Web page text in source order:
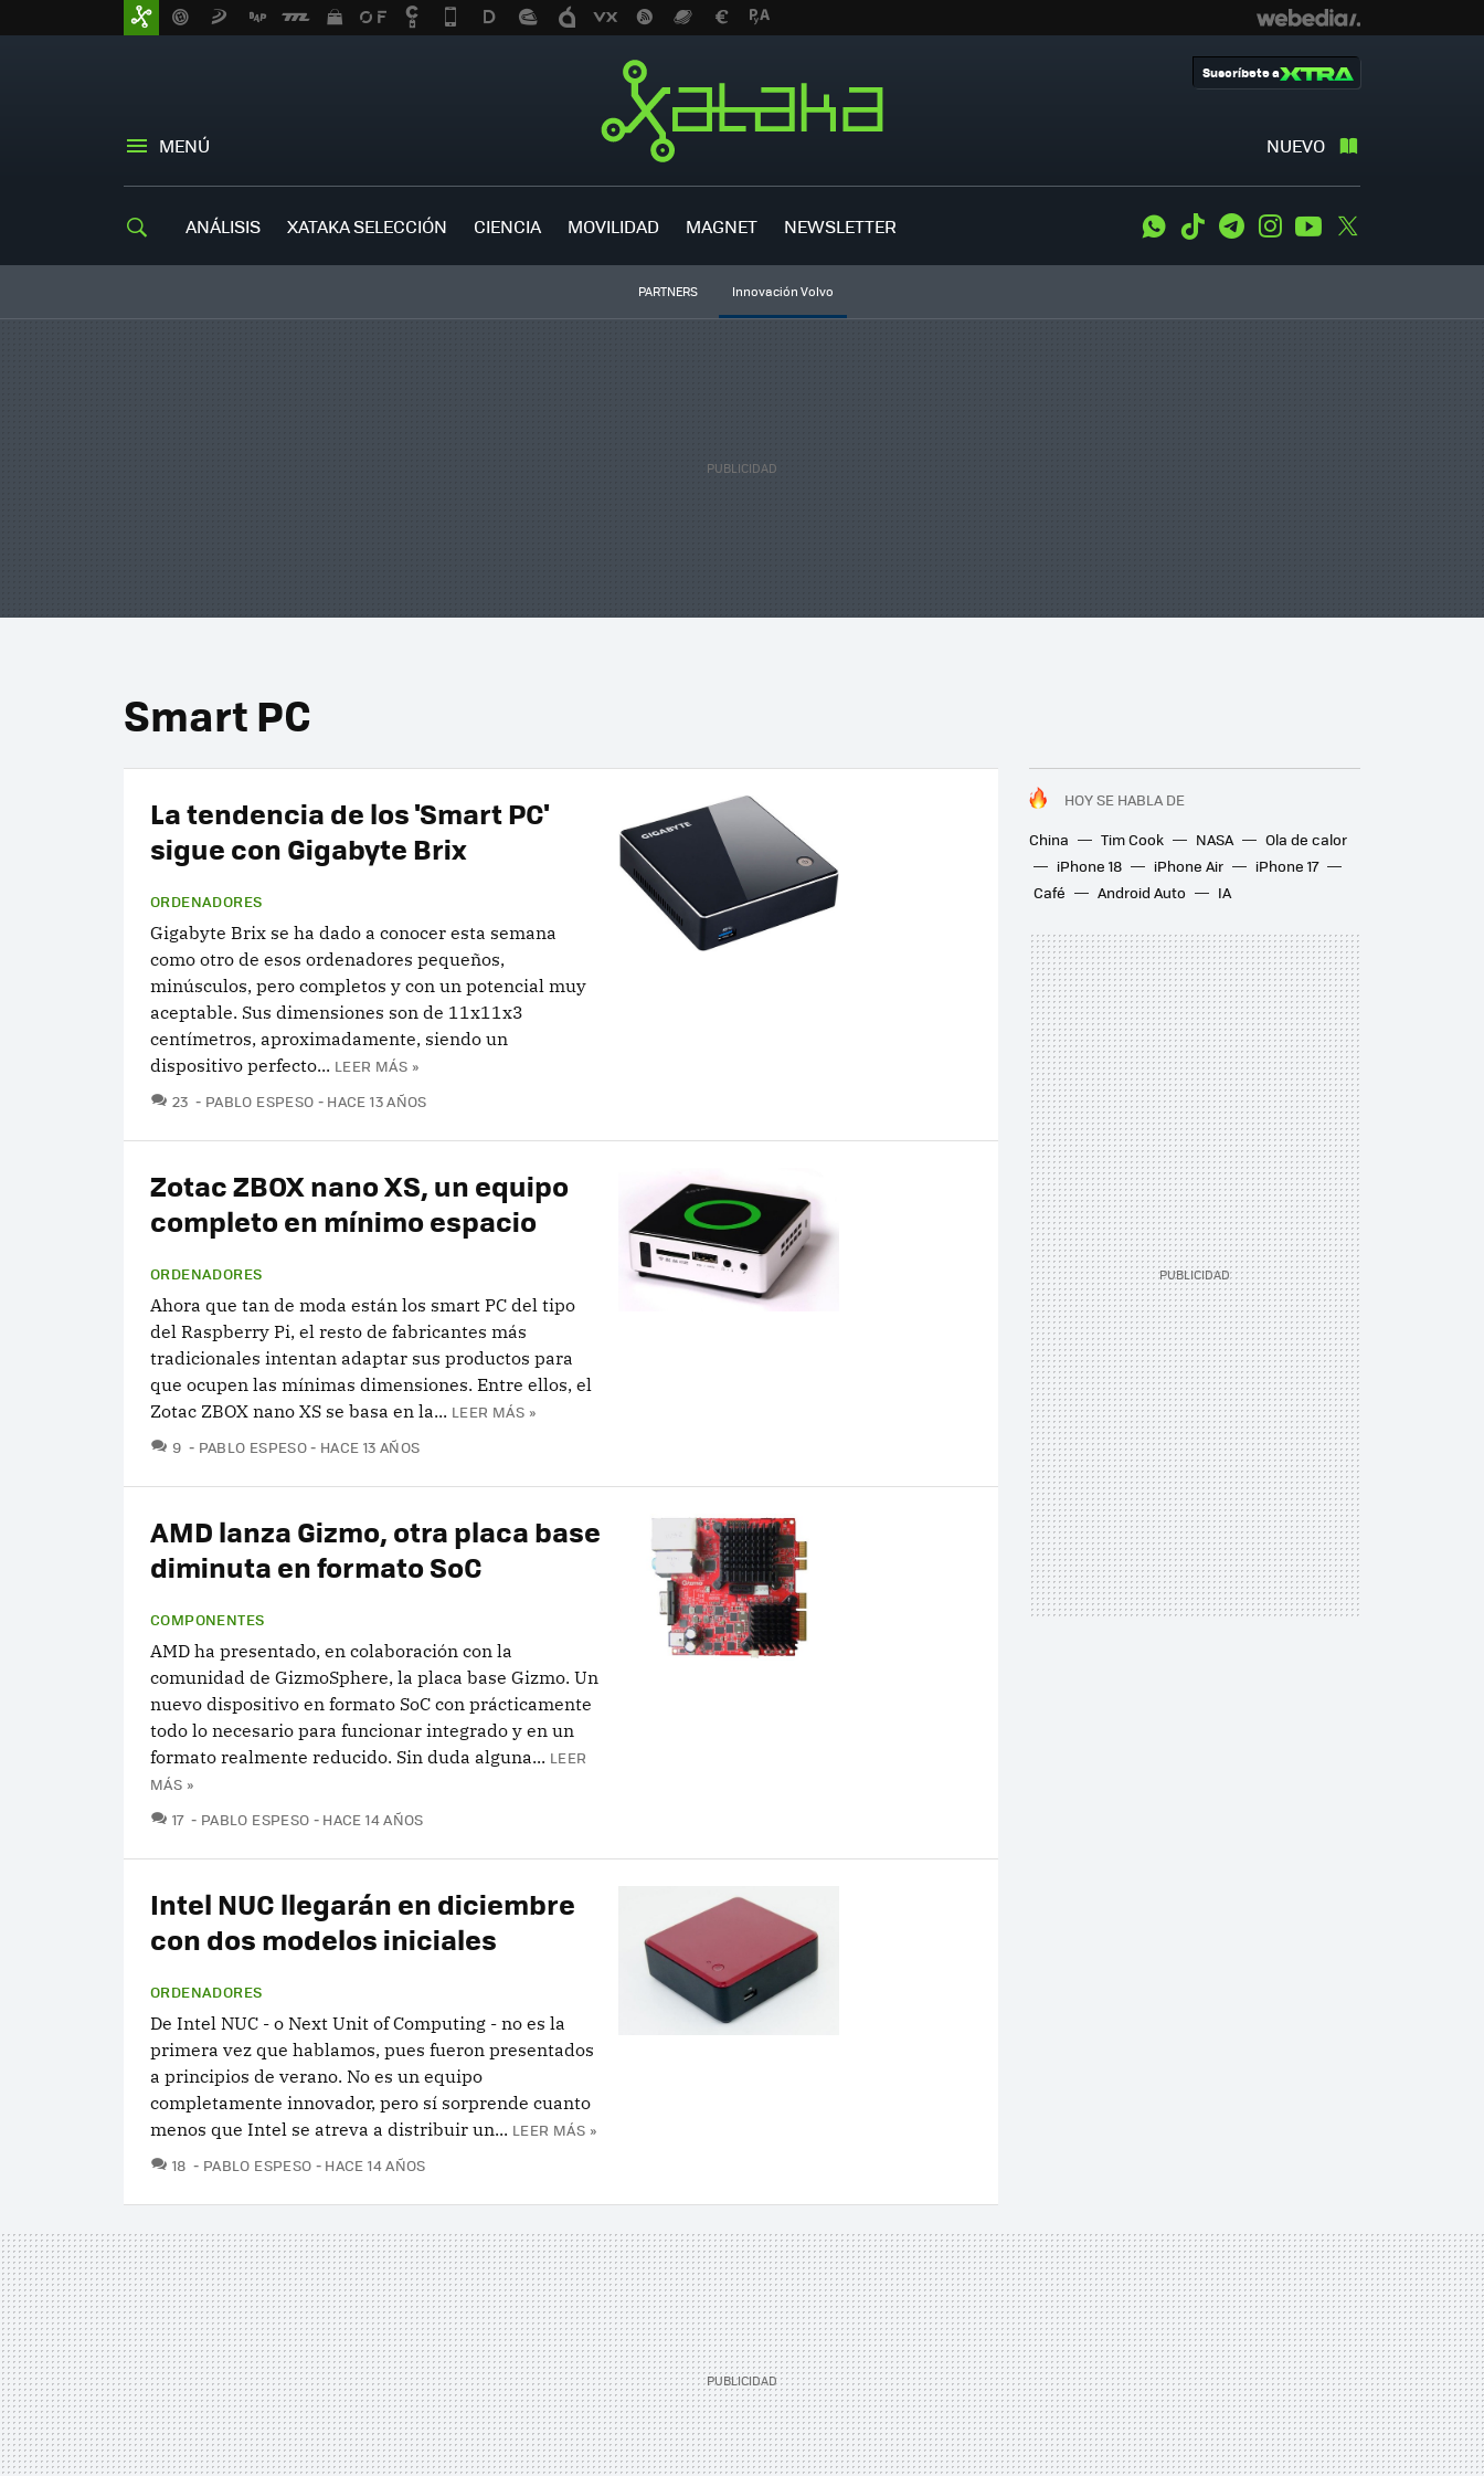
MENÚ NUEVO
Suscríbete a
ANÁLISIS XATAKA SELECCIÓN CIENCIA MOVILIDAD MAGNET NEWSLETTER WhatsApp
Tiktok TelegramInstagramYoutube
PARTNERS Innovación Volvo
Smart PC
HOY SE HABLA DE
China
Tim Cook NASA
Ola de calor
iPhone 18
iPhone Air
iPhone 17
Café
Android Auto IA
La tendencia de los 'Smart PC'
sigue con Gigabyte Brix
ORDENADORES
Gigabyte Brix se ha dado a conocer esta semana
como otro de esos ordenadores pequeños,
minúsculos, pero completos y con un potencial muy
aceptable. Sus dimensiones son de 11x11x3
centímetros, aproximadamente, siendo un
dispositivo perfecto... LEER MÁS »
23 COMENTARIOS
PABLO ESPESO HACE 13 AÑOS
Zotac ZBOX nano XS, un equipo
completo en mínimo espacio
ORDENADORES
Ahora que tan de moda están los smart PC del tipo
del Raspberry Pi, el resto de fabricantes más
tradicionales intentan adaptar sus productos para
que ocupen las mínimas dimensiones. Entre ellos, el
Zotac ZBOX nano XS se basa en la... LEER MÁS »
9 COMENTARIOS
PABLO ESPESO HACE 13 AÑOS
AMD lanza Gizmo, otra placa base
diminuta en formato SoC
COMPONENTES
AMD ha presentado, en colaboración con la
comunidad de GizmoSphere, la placa base Gizmo. Un
nuevo dispositivo en formato SoC con prácticamente
todo lo necesario para funcionar integrado y en un
formato realmente reducido. Sin duda alguna... LEER
MÁS »
17 COMENTARIOS
PABLO ESPESO HACE 14 AÑOS
Intel NUC llegarán en diciembre
con dos modelos iniciales
ORDENADORES
De Intel NUC - o Next Unit of Computing - no es la
primera vez que hablamos, pues fueron presentados
a principios de verano. No es un equipo
completamente innovador, pero sí sorprende cuanto
menos que Intel se atreva a distribuir un... LEER MÁS »
18 COMENTARIOS
PABLO ESPESO HACE 14 AÑOS